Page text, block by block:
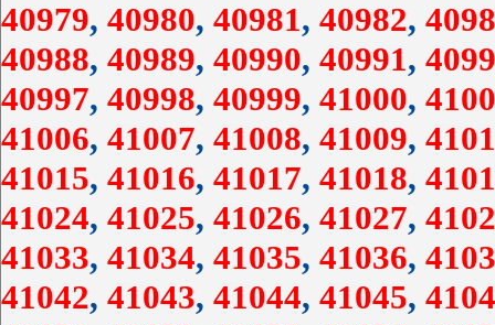
40979, 40980, 40981, 40982,
40988, 40989, 40990, 40991,
40997, 40998, 40999, 41000,
41006, 41007, 41008, 41009,
41015, 41016, 41017, 41018,
41024, 41025, 41026, 41027,
41033, 41034, 41035, 41036,
41042, 41043, 41044, 41045,